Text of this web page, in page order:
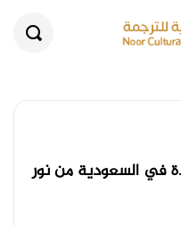
في السعودية من نور